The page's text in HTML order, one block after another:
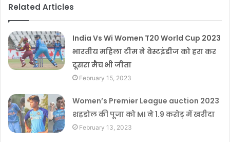
Related Articles
India Vs Wi Women T20 World Cup 2023
भारतीय महिला टीम ने वेस्टइंडीज को हरा कर
दूसरा मैच भी जीता
February 15, 2023
Women’s Premier League auction 2023
शहडोल की पूजा को MI ने 1.9 करोड़ में खरीदा
February 13, 2023